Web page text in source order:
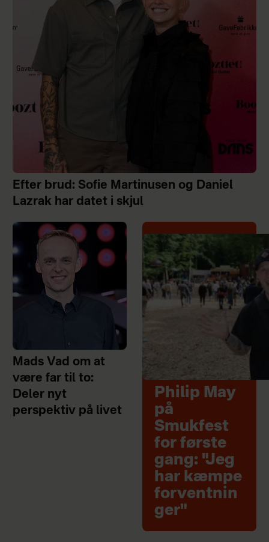
Efter brud: Sofie Martinusen og Daniel
Lazrak har datet i skjul
Mads Vad om at
være far til to:
Deler nyt
perspektiv på livet
Philip May
på
Smukfest
for første
gang: "Jeg
har kæmpe
forventnin
ger"